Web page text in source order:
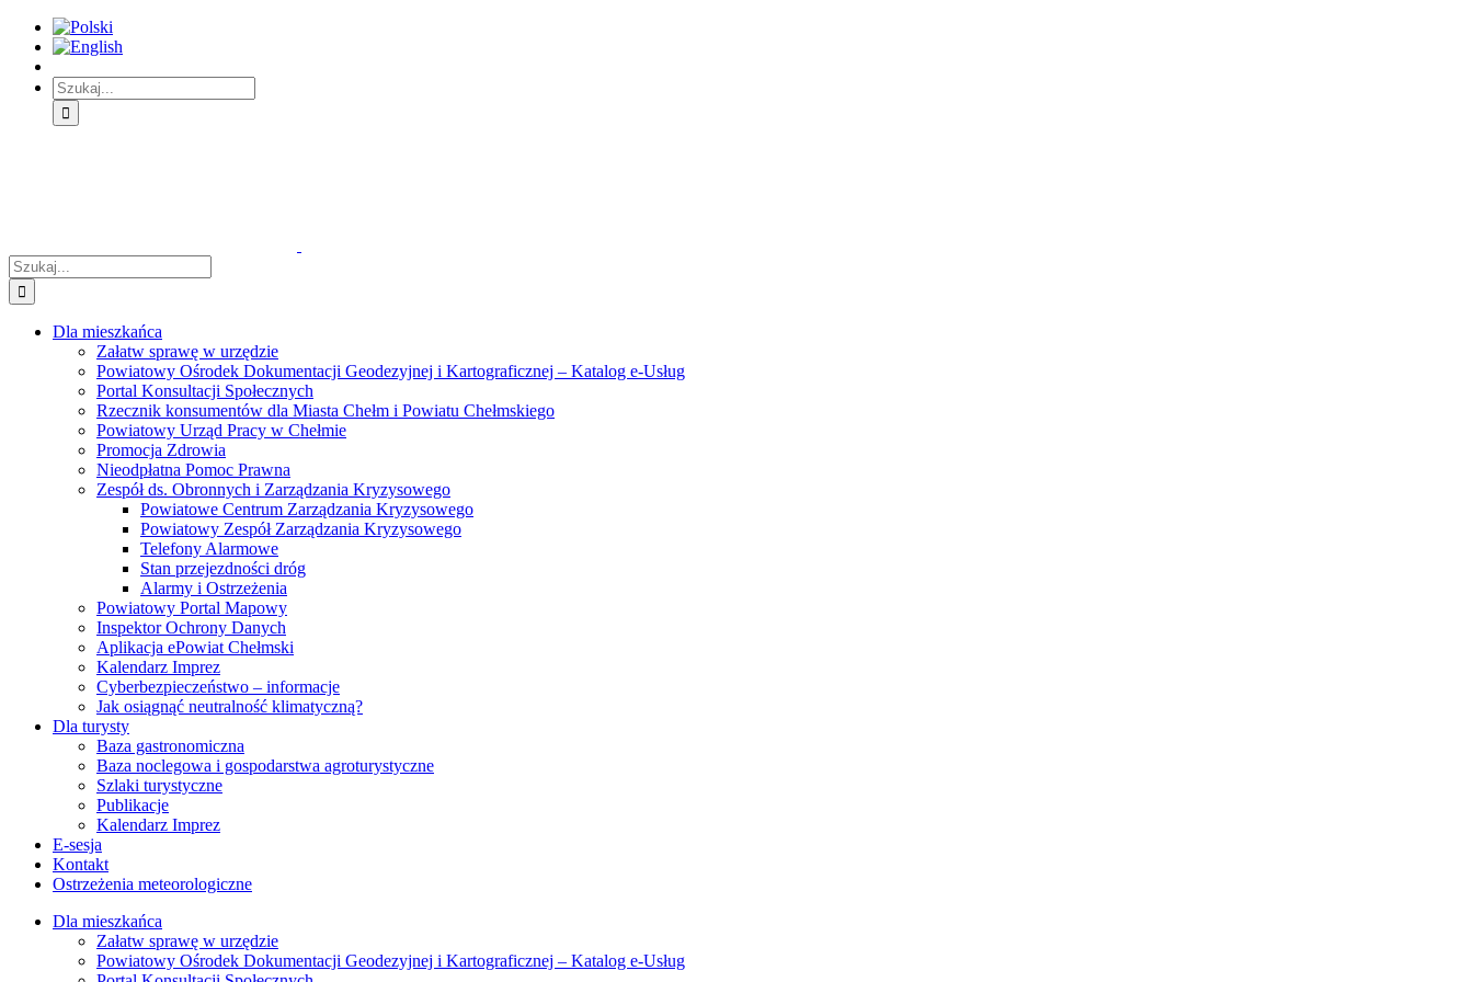
Skip
Treść
główna
Skip
Menu
główne
Skip
Menu
dodatkowe
Szukaj
Szukaj
Dla mieszkańca
Załatw sprawę w urzędzie
Powiatowy Ośrodek Dokumentacji Geodezyjnej i Kartograficznej – Katalog e-Usług
Portal Konsultacji Społecznych
Rzecznik konsumentów dla Miasta Chełm i Powiatu Chełmskiego
Powiatowy Urząd Pracy w Chełmie
Promocja Zdrowia
Nieodpłatna Pomoc Prawna
Zespół ds. Obronnych i Zarządzania Kryzysowego
Powiatowe Centrum Zarządzania Kryzysowego
Powiatowy Zespół Zarządzania Kryzysowego
Telefony Alarmowe
Stan przejezdności dróg
Alarmy i Ostrzeżenia
Powiatowy Portal Mapowy
Inspektor Ochrony Danych
Aplikacja ePowiat Chełmski
Kalendarz Imprez
Cyberbezpieczeństwo – informacje
Jak osiągnąć neutralność klimatyczną?
Dla turysty
Baza gastronomiczna
Baza noclegowa i gospodarstwa agroturystyczne
Szlaki turystyczne
Publikacje
Kalendarz Imprez
E-sesja
Kontakt
Ostrzeżenia meteorologiczne
Dla mieszkańca
Załatw sprawę w urzędzie
Powiatowy Ośrodek Dokumentacji Geodezyjnej i Kartograficznej – Katalog e-Usług